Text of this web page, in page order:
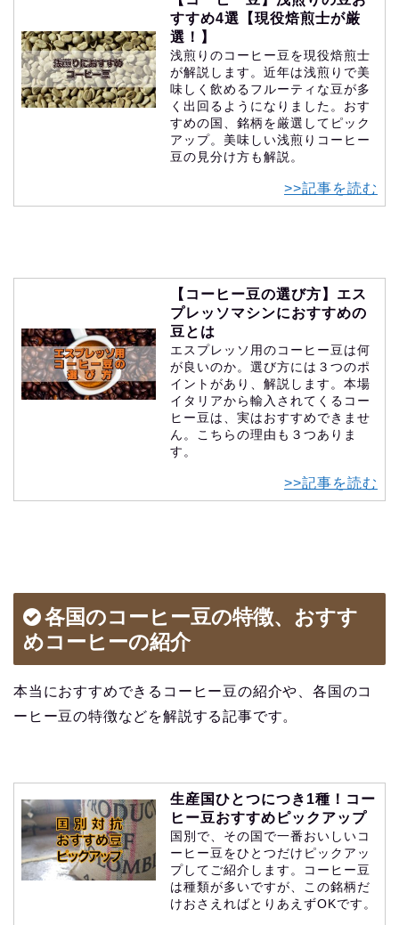
すすめ4選【現役焙煎士が厳
選！】
浅煎りのコーヒー豆を現役焙煎士
が解説します。近年は浅煎りで美
味しく飲めるフルーティな豆が多
く出回るようになりました。おす
すめの国、銘柄を厳選してピック
アップ。美味しい浅煎りコーヒー
豆の見分け方も解説。
>>記事を読む
【コーヒー豆の選び方】エス
プレッソマシンにおすすめの
豆とは
エスプレッソ用のコーヒー豆は何
が良いのか。選び方には３つのポ
イントがあり、解説します。本場
イタリアから輸入されてくるコー
ヒー豆は、実はおすすめできませ
ん。こちらの理由も３つありま
す。
>>記事を読む
各国のコーヒー豆の特徴、おすす
めコーヒーの紹介
本当におすすめできるコーヒー豆の紹介や、各国のコ
ーヒー豆の特徴などを解説する記事です。
生産国ひとつにつき1種！コー
ヒー豆おすすめピックアップ
国別で、その国で一番おいしいコ
ーヒー豆をひとつだけピックアッ
プしてご紹介します。コーヒー豆
は種類が多いですが、この銘柄だ
けおさえればとりあえずOKです。